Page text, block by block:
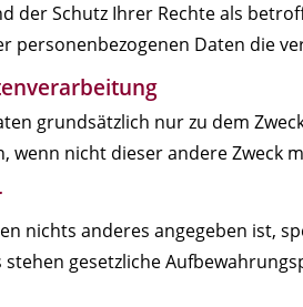
der Schutz Ihrer Rechte als
personenbezogenen Daten die
grundsätzlich nur zu dem
wenn nicht dieser andere Zweck
nichts anderes angegeben ist,
stehen gesetzliche